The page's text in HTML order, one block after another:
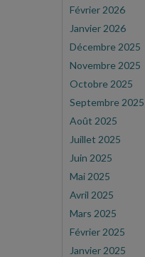
Février 2026
Janvier 2026
Décembre 2025
Novembre 2025
Octobre 2025
Septembre 2025
Août 2025
Juillet 2025
Juin 2025
Mai 2025
Avril 2025
Mars 2025
Février 2025
Janvier 2025